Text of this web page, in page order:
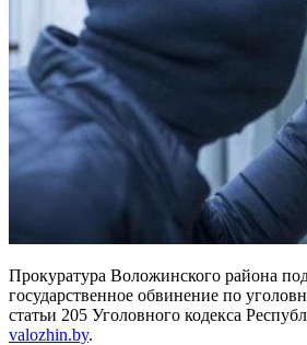
Прокуратура Воложинского района
государственное обвинение по
статьи 205 Уголовного кодекса
valozhin.by.